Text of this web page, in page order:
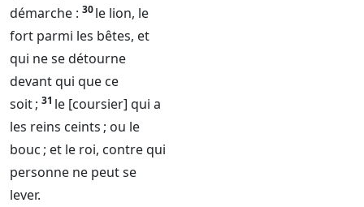
démarche : 30le lion, le
fort parmi les bêtes, et
qui ne se détourne
devant qui que ce
soit ; 31 le [coursier] qui a
les reins ceints ; ou le
bouc ; et le roi, contre qui
personne ne peut se
lever.